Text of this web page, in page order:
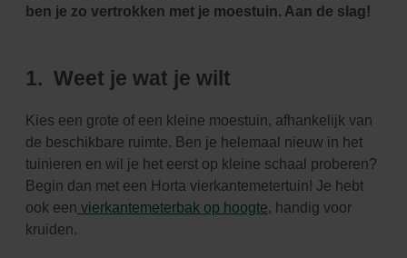
ben je zo vertrokken met je moestuin. Aan de slag!
1. Weet je wat je wilt
Kies een grote of een kleine moestuin, afhankelijk van
de beschikbare ruimte. Ben je helemaal nieuw in het
tuinieren en wil je het eerst op kleine schaal proberen?
Begin dan met een Horta vierkantemetertuin! Je hebt
ook een vierkantemeterbak op hoogte, handig voor
kruiden.